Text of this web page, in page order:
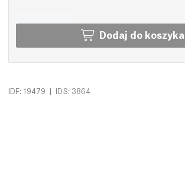
Dodaj do koszyka
IDF: 19479 | IDS: 3864